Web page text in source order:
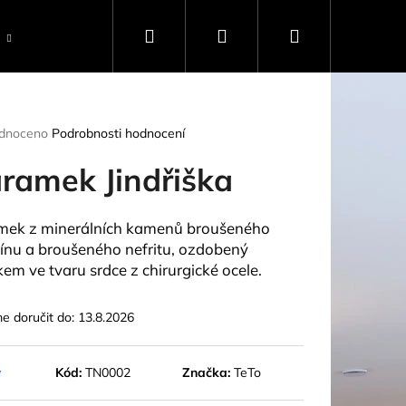
světelný Rádce o nás
Hledat PřihlášeníNákupní
Podrobnosti hodnocení
Jindřiška
z minerálních kamenů broušeného
a broušeného nefritu, ozdobený
ve tvaru srdce z chirurgické ocele.
doručit do: 13.8.2026
Kód: TN0002 Značka: TeTo